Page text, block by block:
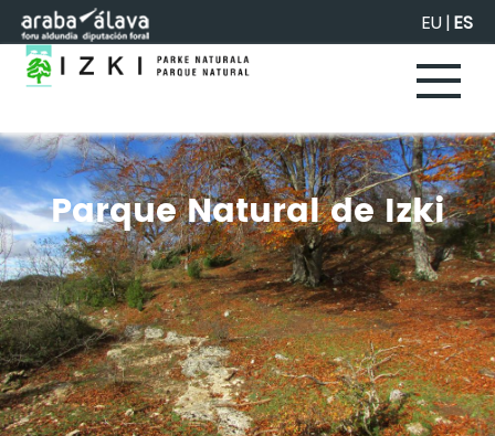
Saltar al contenido principal EU|ES
Parque Natural de Izki